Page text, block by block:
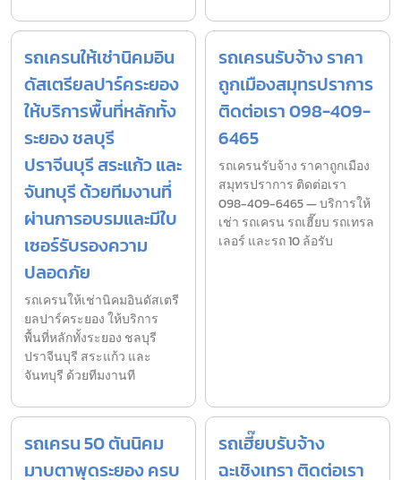
รถเครนให้เช่านิคมอิน
ดัสเตรียลปาร์คระยอง
ให้บริการพื้นที่หลักทั้ง
ระยอง ชลบุรี
ปราจีนบุรี สระแก้ว และ
จันทบุรี ด้วยทีมงานที่
ผ่านการอบรมและมีใบ
เซอร์รับรองความ
ปลอดภัย
รถเครนให้เช่านิคมอินดัสเตรี
ยลปาร์คระยอง ให้บริการ
พื้นที่หลักทั้งระยอง ชลบุรี
ปราจีนบุรี สระแก้ว และ
จันทบุรี ด้วยทีมงานที
รถเครนรับจ้าง ราคา
ถูกเมืองสมุทรปราการ
ติดต่อเรา 098-409-
6465
รถเครนรับจ้าง ราคาถูกเมือง
สมุทรปราการ ติดต่อเรา
098-409-6465 — บริการให้
เช่า รถเครน รถเฮี๊ยบ รถเทรล
เลอร์ และรถ 10 ล้อรับ
รถเครน 50 ตันนิคม
มาบตาพุดระยอง ครบ
รถเฮี๊ยบรับจ้าง
ฉะเชิงเทรา ติดต่อเรา